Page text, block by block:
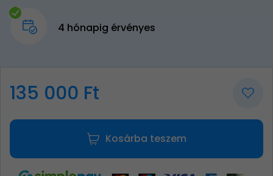
4 hónapig érvényes
135 000 Ft
Kosárba teszem